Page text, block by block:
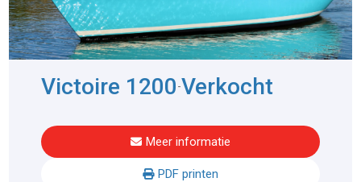
Victoire 1200-Verkocht
Meer informatie
PDF printen